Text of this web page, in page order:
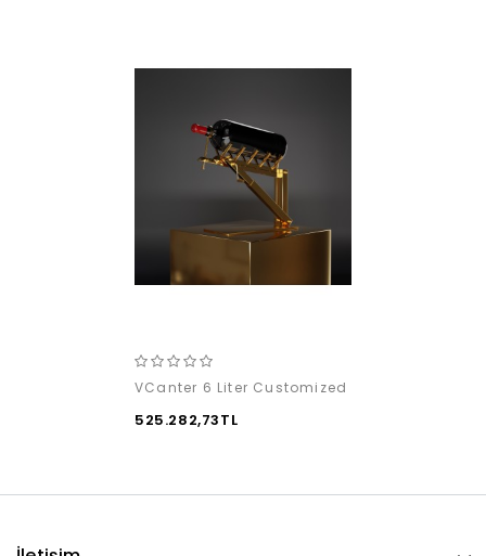
VCanter 6 Liter Customized
525.282,73TL